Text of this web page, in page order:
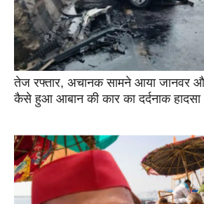
तेज रफ्तार, अचानक सामने आया जानवर
कैसे हुआ आबान की कार का दर्दनाक हादसा